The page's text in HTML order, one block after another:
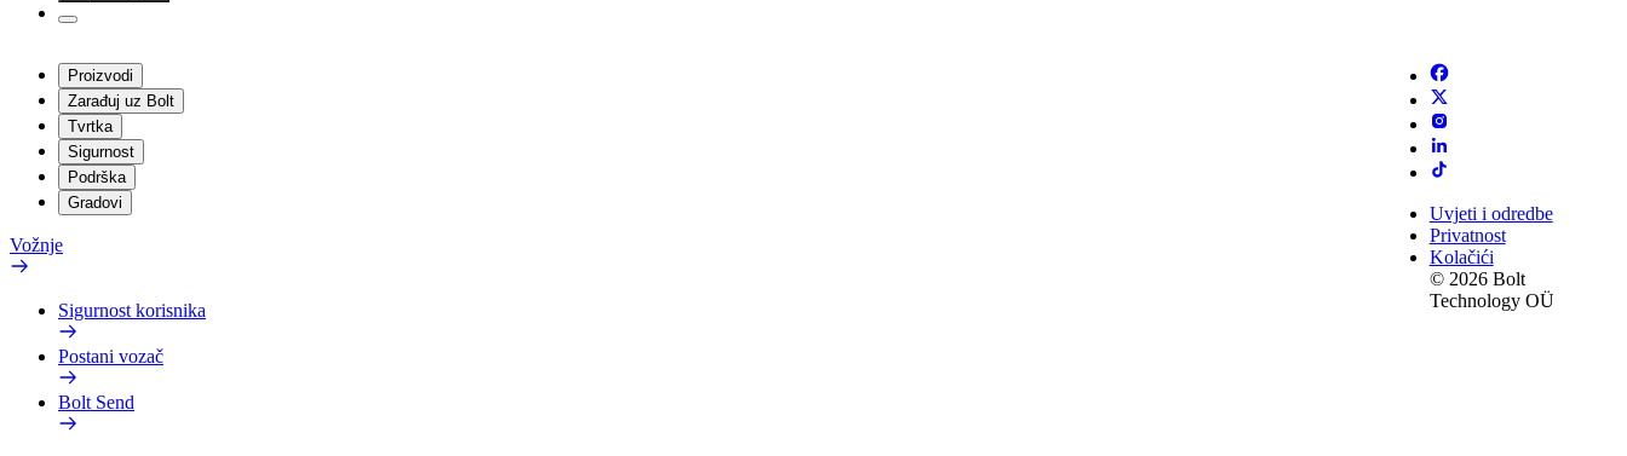
Proizvodi
Zarađuj uz Bolt
Tvrtka
Sigurnost
Podrška
Gradovi
Vožnje
Sigurnost korisnika
Postani vozač
Bolt Send
Uvjeti i odredbe
Privatnost
Kolačići
© 2026 Bolt
Technology OÜ